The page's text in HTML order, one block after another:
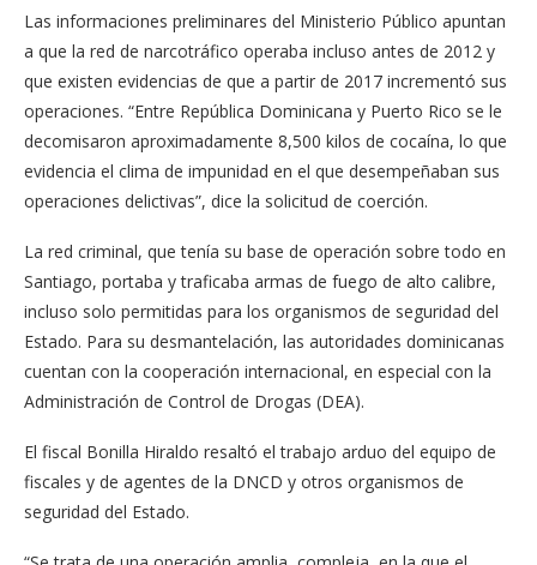
Las informaciones preliminares del Ministerio Público apuntan
a que la red de narcotráfico operaba incluso antes de 2012 y
que existen evidencias de que a partir de 2017 incrementó sus
operaciones. “Entre República Dominicana y Puerto Rico se le
decomisaron aproximadamente 8,500 kilos de cocaína, lo que
evidencia el clima de impunidad en el que desempeñaban sus
operaciones delictivas”, dice la solicitud de coerción.
La red criminal, que tenía su base de operación sobre todo en
Santiago, portaba y traficaba armas de fuego de alto calibre,
incluso solo permitidas para los organismos de seguridad del
Estado. Para su desmantelación, las autoridades dominicanas
cuentan con la cooperación internacional, en especial con la
Administración de Control de Drogas (DEA).
El fiscal Bonilla Hiraldo resaltó el trabajo arduo del equipo de
fiscales y de agentes de la DNCD y otros organismos de
seguridad del Estado.